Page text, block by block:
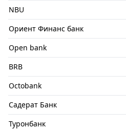
NBU
Ориент Финанс банк
Open bank
BRB
Octobank
Садерат Банк
Туронбанк